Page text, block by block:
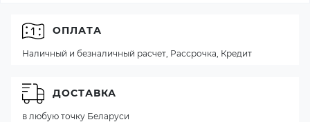
ОПЛАТА
Наличный и безналичный расчет, Рассрочка, Кредит
ДОСТАВКА
в любую точку Беларуси